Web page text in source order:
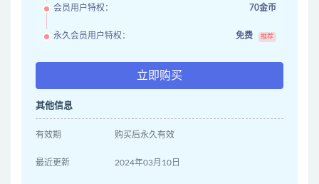
会员用户特权： 70金币
永久会员用户特权： 免费 推荐
立即购买
其他信息
有效期 购买后永久有效
最近更新 2024年03月10日